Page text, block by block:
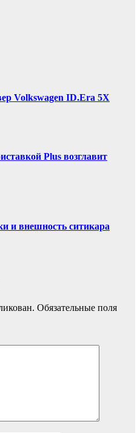
Volkswagen ID.Era 5X
Plus возглавит
и внешность ситикара
Обязательные поля